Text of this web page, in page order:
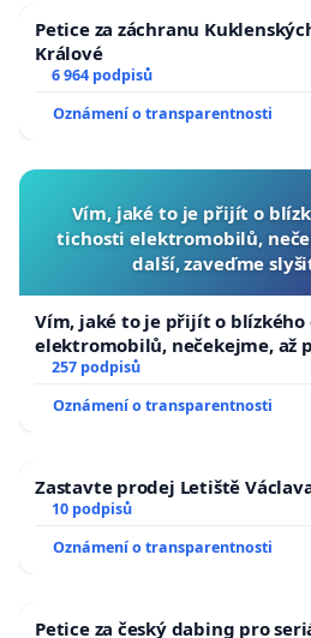
Petice za záchranu
Králové
6 964 podpisů
Oznámení o transparentnosti
Vím, jaké to je přijít o
tichosti elektromobilů,
další, zaveďme
Vím, jaké to je přijít o
elektromobilů, nečekejme, až
zaveďme slyšitelná auta!
257 podpisů
Oznámení o transparentnosti
Zastavte prodej Letiště
10 podpisů
Oznámení o transparentnosti
Petice za český dabing pro